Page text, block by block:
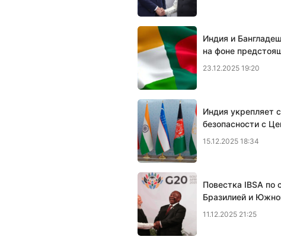
Индия и
на фоне
23.12.2025 19:20
Индия укрепляет
безопасности с
15.12.2025 18:34
Повестка IBSA
Бразилией и
11.12.2025 21:25